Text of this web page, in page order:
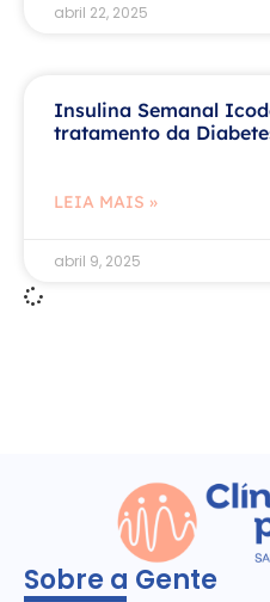
abril 22, 2025
Insulina Semanal
tratamento da
LEIA MAIS »
abril 9, 2025
Sobre a Gente